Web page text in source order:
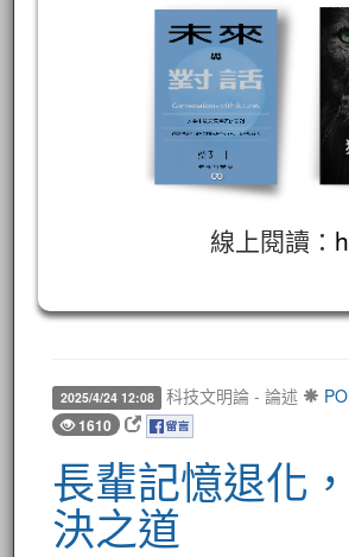
線上閱讀：
2025/4/24 12:08 科技文明論 - 論述
1610
長輩記憶退化
決之道